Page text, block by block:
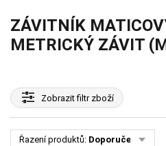
ZÁVITNÍK
METRICKÝ ZÁVIT
Zobrazitfiltr zboží
Řazení produktů: Doporučené